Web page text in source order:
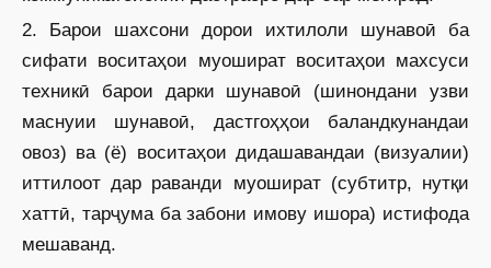
2. Барои шахсони дорои ихтилоли шунавоӣ ба
сифати воситаҳои муошират воситаҳои махсуси
техникӣ барои дарки шунавоӣ (шинондани узви
маснуии шунавоӣ, дастгоҳҳои баландкунандаи
овоз) ва (ё) воситаҳои дидашавандаи (визуалии)
иттилоот дар раванди муошират (субтитр, нутқи
хаттӣ, тарҷума ба забони имову ишора) истифода
мешаванд.